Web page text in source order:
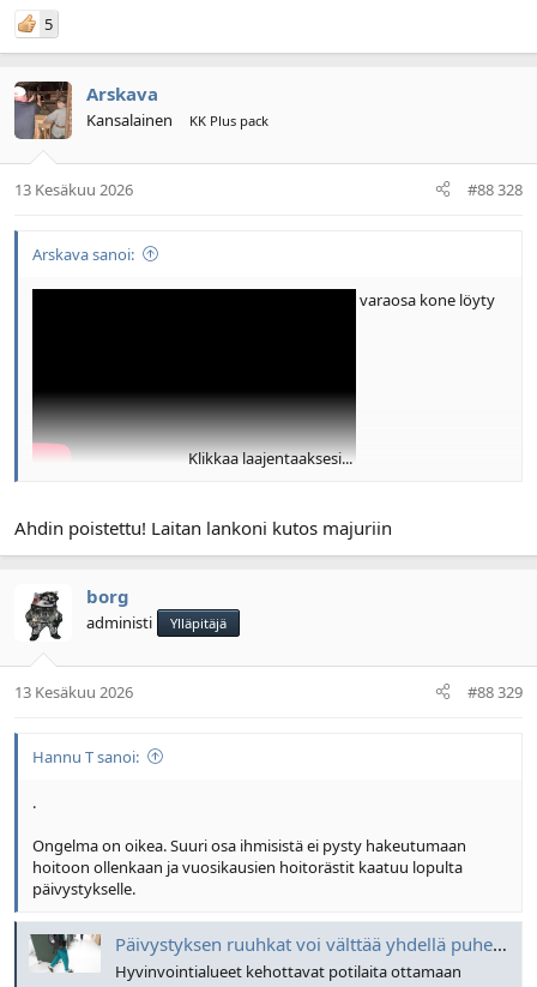
5
Arskava
Kansalainen KK Plus pack
13 Kesäkuu 2026 #88 328
Arskava sanoi:
varaosa kone löyty
Näytä liitetiedosto 169034
Näytä liitetiedosto 169036
Näytä liitetiedosto 169038
Klikkaa laajentaaksesi...
Ahdin poistettu! Laitan lankoni kutos majuriin
borg
administi Ylläpitäjä
13 Kesäkuu 2026 #88 329
Hannu T sanoi:
.
Ongelma on oikea. Suuri osa ihmisistä ei pysty hakeutumaan
hoitoon ollenkaan ja vuosikausien hoitorästit kaatuu lopulta
päivystykselle.
Päivystyksen ruuhkat voi välttää yhdellä puhelulla – lääkäri ihmettelee, miksi potilaat eivät soita
Hyvinvointialueet kehottavat potilaita ottamaan